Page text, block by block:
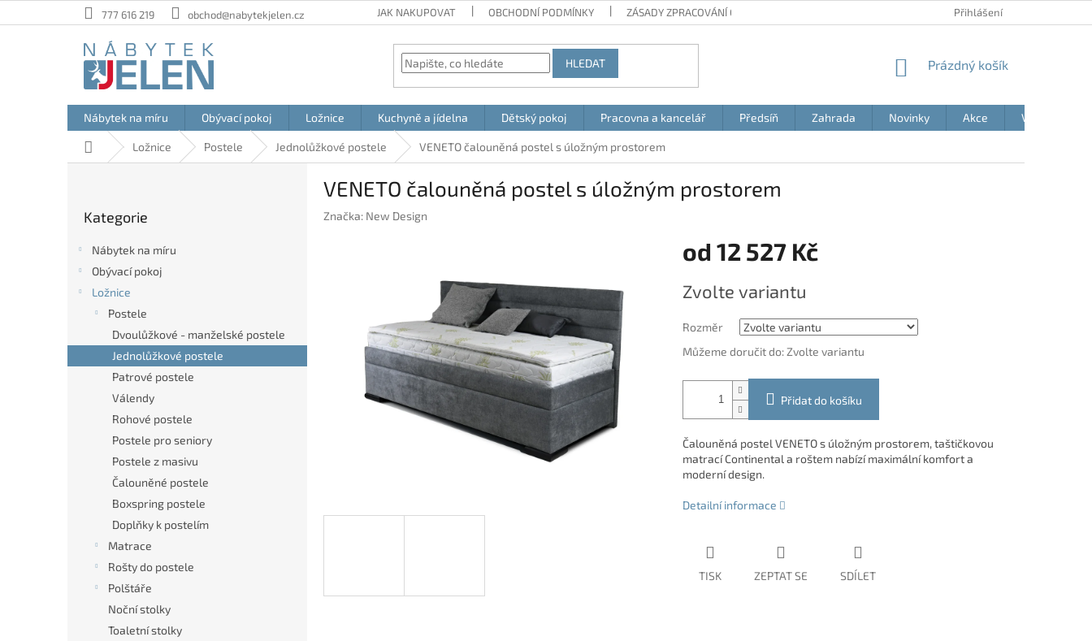
na
777 616 219 obchod@nabytekjelen.cz JAK NAKUPOVAT OBCHODNÍ PODMÍNKY ZÁSADY ZPRACOVÁNÍ OSOBNÍCH ÚDAJŮ BLOG
Přihlášení
HLEDAT
NÁKUPNÍ
Prázdný košík
Nábytek na míru Obývací pokoj Ložnice Kuchyně a jídelna Dětský pokoj Pracovna a kancelář Předsíň Zahrada Novinky Akce Výprodej
Domů Ložnice Postele Jednolůžkové postele VENETO čalouněná postel s úložným prostorem
a
n
kategorie
Kategorie
Nábytek na míru
Obývací pokoj
Ložnice
Postele
Dvoulůžkové - manželské postele
Jednolůžkové postele
Patrové postele
Válendy
Rohové postele
Postele pro seniory
Postele z masivu
Čalouněné postele
Boxspring postele
Doplňky k postelím
Matrace
Rošty do postele
Polštáře
Noční stolky
Toaletní stolky
VENETO čalouněná postel s úložným prostorem
Značka: New Design
od 12 527 Kč
cena:
Zvolte variantu
Rozměr
Můžeme doručit do: Zvolte variantu
Přidat do košíku
Čalouněná postel VENETO s úložným prostorem, taštičkovou
matrací Continental a roštem nabízí maximální komfort a
moderní design.
Detailní informace
TISK ZEPTAT SE SDÍLET